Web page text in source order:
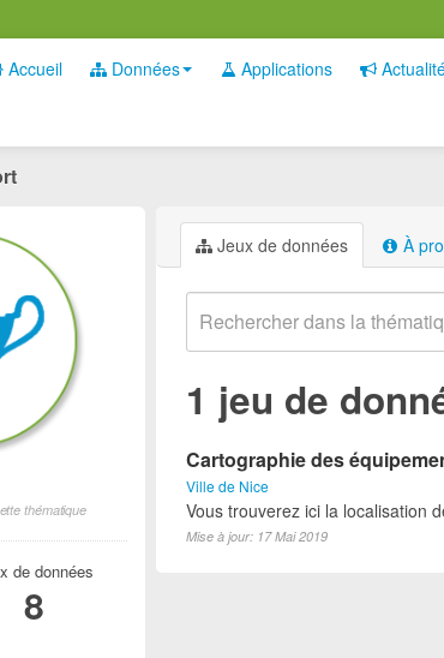
Accueil Données Applications
Jeux de données À
1 jeu de
Cartographie des
Ville de Nice
Vous trouverez ici la localisation
Mise à jour: 17 Mai 2019
thématique
de données
8